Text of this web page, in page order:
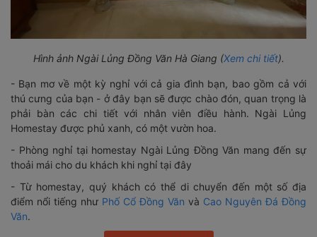
Hình ảnh Ngài Lủng Đồng Văn Hà Giang (Xem chi tiết).
- Bạn mơ về một kỳ nghỉ với cả gia đình bạn, bao gồm cả với
thú cưng của bạn - ở đây bạn sẽ được chào đón, quan trọng là
phải bàn các chi tiết với nhân viên điều hành. Ngài Lủng
Homestay được phủ xanh, có một vườn hoa.
- Phòng nghỉ tại homestay Ngài Lủng Đồng Văn mang đến sự
thoải mái cho du khách khi nghỉ tại đây
- Từ homestay, quý khách có thể di chuyển đến một số địa
điểm nổi tiếng như Phố Cổ Đồng Văn và Cao Nguyên Đá Đồng
Văn.